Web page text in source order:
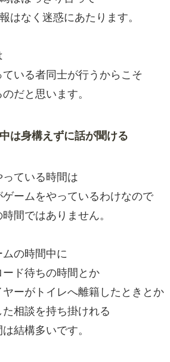
はなく迷惑にあたります。
いる者同士が行うからこそ
だと思います。
は身構えずに話が聞ける
ている時間は
ゲームをやっているわけなので
間ではありません。
の時間中に
ド待ちの時間とか
ーがトイレへ離籍したときとか
相談を持ち掛けれる
結構多いです。